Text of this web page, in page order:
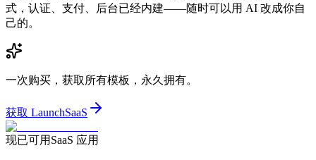
式，认证、支付、后台已经内建——随时可以用 AI 改成你自
己的。
一次购买，获取所有模板，永久拥有。
获取 LaunchSaaS
现已可用 SaaS 应用